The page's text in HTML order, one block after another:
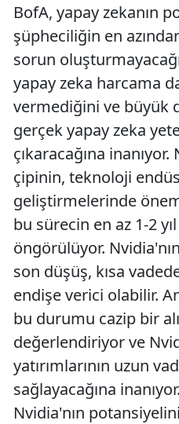
BofA, yapay zekanın
şüpheciliğin en
sorun
yapay zeka harcama
vermediğini ve büyük
gerçek yapay zeka
çıkaracağına
çipinin, teknoloji
geliştirmelerinde
bu sürecin en az 1-2
öngörülüyor.
son düşüş, kısa
endişe verici olabilir.
bu durumu cazip bir
değerlendiriyor ve
yatırımlarının uzun
sağlayacağına
Nvidia'nın